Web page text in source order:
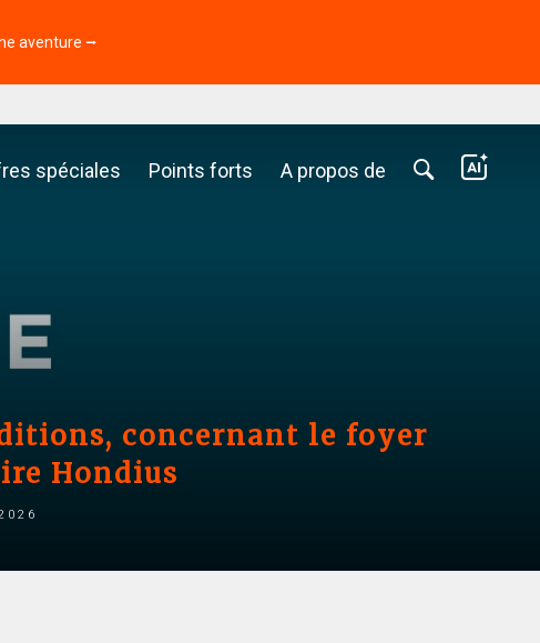
aventure ⭢
spéciales Points forts A propos de
concernant le foyer
Hondius